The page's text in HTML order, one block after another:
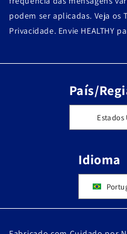
podem ser aplicadas. Veja os
Privacidade. Envie HEALTHY
País/
Idioma